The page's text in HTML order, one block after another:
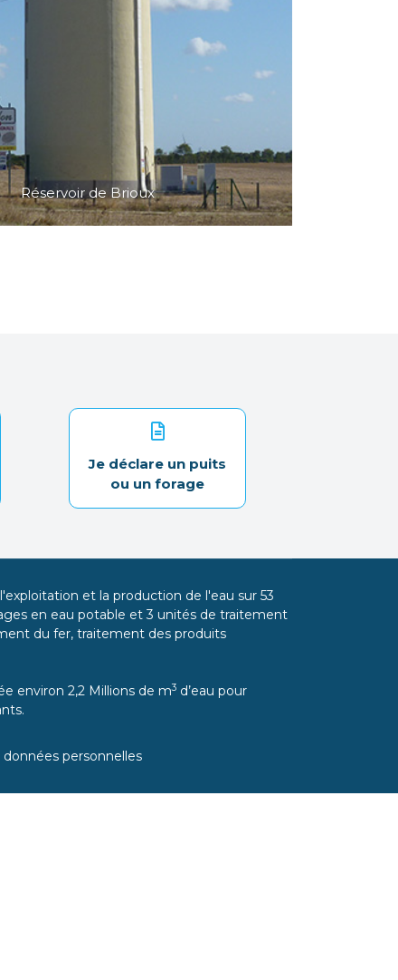
Réservoir de Brioux
Je déclare un puits
ou un forage
et la production de l'eau sur 53
en eau potable et 3 unités de traitement
du fer, traitement des produits
environ 2,2 Millions de m3 d’eau pour
personnelles